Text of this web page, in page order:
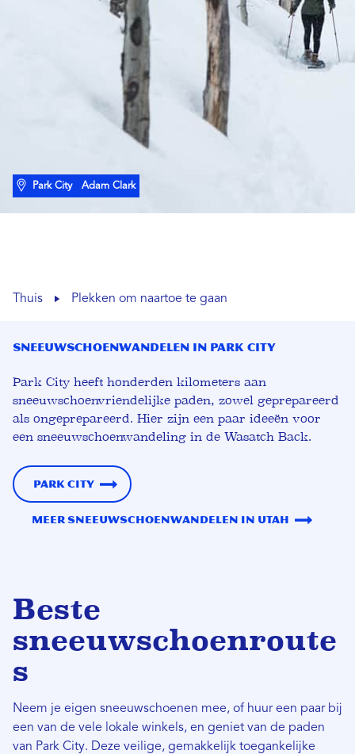
Park City Adam Clark
Thuis Plekken om naartoe te gaan
Sneeuwschoenwandelen in Park City
Park City heeft honderden kilometers aan
sneeuwschoenvriendelijke paden, zowel geprepareerd
als ongeprepareerd. Hier zijn een paar ideeën voor
een sneeuwschoenwandeling in de Wasatch Back.
Park City
Meer sneeuwschoenwandelen in Utah
Beste
sneeuwschoenroute
s
Neem je eigen sneeuwschoenen mee, of huur een paar bij
een van de vele lokale winkels, en geniet van de paden
van Park City. Deze veilige, gemakkelijk toegankelijke